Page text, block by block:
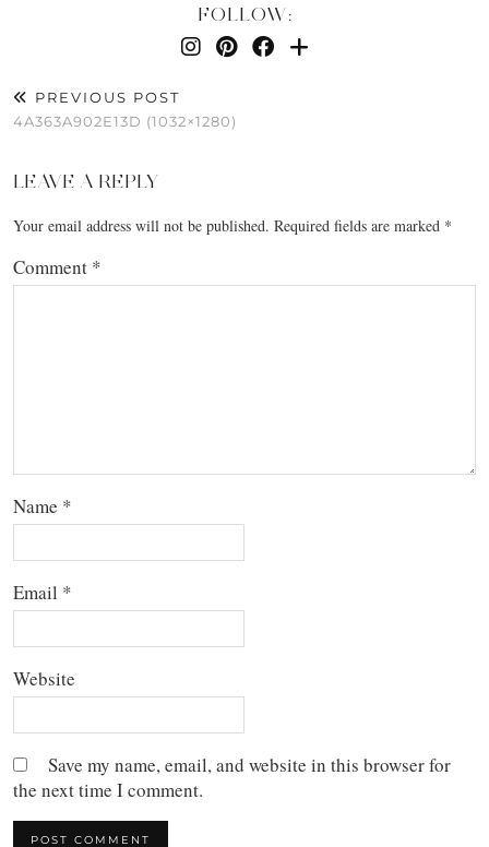
FOLLOW:
PREVIOUS POST
4A363A902E13D (1032×1280)
LEAVE A REPLY
Your email address will not be published. Required fields are marked *
Comment *
Name *
Email *
Website
Save my name, email, and website in this browser for
the next time I comment.